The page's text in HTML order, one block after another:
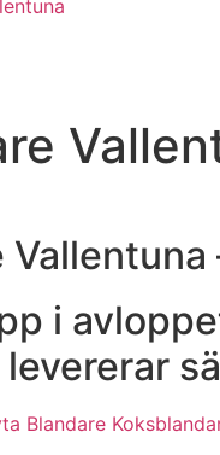
i